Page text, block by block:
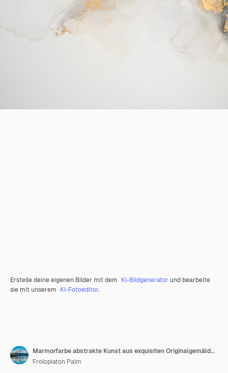
Erstelle deine eigenen Bilder mit dem KI-Bildgenerator und bearbeite
sie mit unserem KI-Fotoeditor.
Marmorfarbe abstrakte Kunst aus exquisiten Originalgemälden für abstrakten Hintergrund
Frolopiaton Palm